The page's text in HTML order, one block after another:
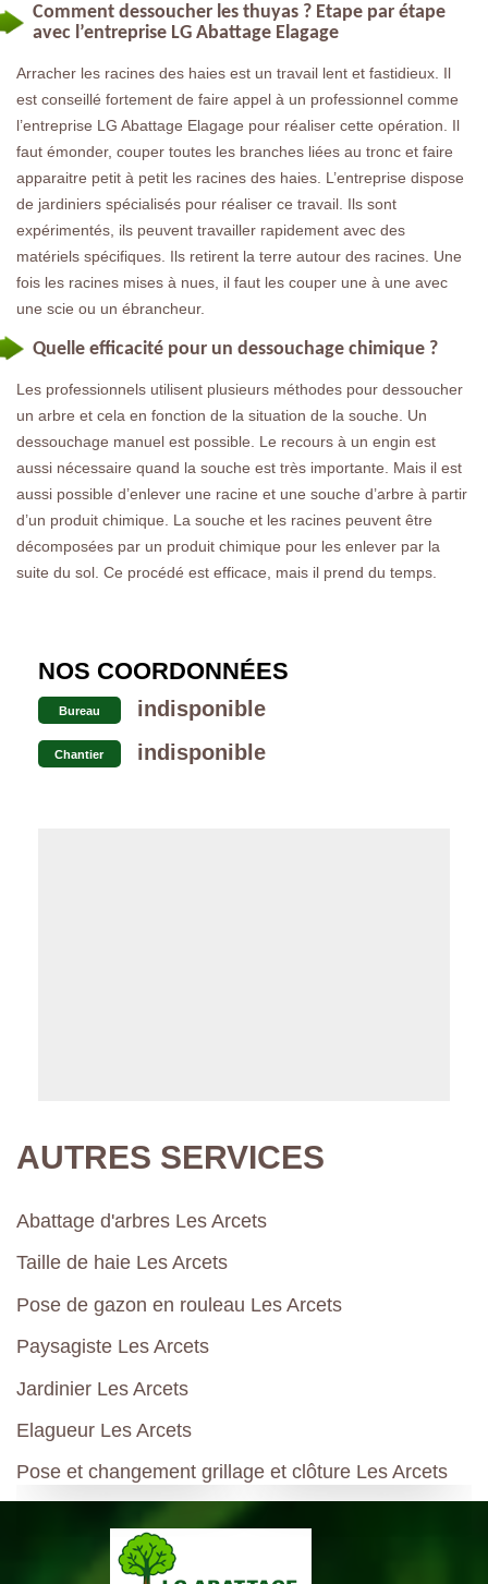
Comment dessoucher les thuyas ? Etape par étape
avec l’entreprise LG Abattage Elagage
Arracher les racines des haies est un travail lent et fastidieux. Il
est conseillé fortement de faire appel à un professionnel comme
l’entreprise LG Abattage Elagage pour réaliser cette opération. Il
faut émonder, couper toutes les branches liées au tronc et faire
apparaitre petit à petit les racines des haies. L’entreprise dispose
de jardiniers spécialisés pour réaliser ce travail. Ils sont
expérimentés, ils peuvent travailler rapidement avec des
matériels spécifiques. Ils retirent la terre autour des racines. Une
fois les racines mises à nues, il faut les couper une à une avec
une scie ou un ébrancheur.
Quelle efficacité pour un dessouchage chimique ?
Les professionnels utilisent plusieurs méthodes pour dessoucher
un arbre et cela en fonction de la situation de la souche. Un
dessouchage manuel est possible. Le recours à un engin est
aussi nécessaire quand la souche est très importante. Mais il est
aussi possible d’enlever une racine et une souche d’arbre à partir
d’un produit chimique. La souche et les racines peuvent être
décomposées par un produit chimique pour les enlever par la
suite du sol. Ce procédé est efficace, mais il prend du temps.
NOS COORDONNÉES
Bureau indisponible
Chantier indisponible
AUTRES SERVICES
Abattage d'arbres Les Arcets
Taille de haie Les Arcets
Pose de gazon en rouleau Les Arcets
Paysagiste Les Arcets
Jardinier Les Arcets
Elagueur Les Arcets
Pose et changement grillage et clôture Les Arcets